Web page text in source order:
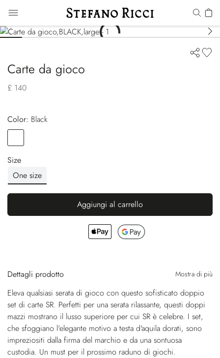
Carte da gioco
£ 140
Color:
black
Size
One size
Aggiungi al carrello
Dettagli prodotto Mostra di più
Eleva qualsiasi serata di gioco con questo sofisticato doppio
set di carte SR. Perfetti per una serata rilassante, questi doppi
mazzi mostrano il lusso superiore per cui SR è celebre. I set,
che sfoggiano l'elegante motivo a testa d'aquila dorati, sono
impreziositi dalla firma del marchio e da una sontuosa
custodia. Un must per il prossimo raduno di giochi.